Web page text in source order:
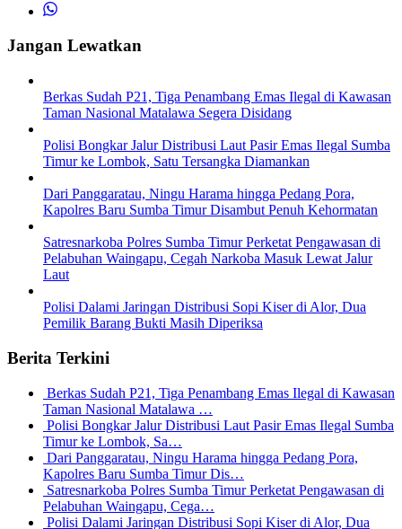
Jangan Lewatkan
Berkas Sudah P21, Tiga Penambang Emas Ilegal di Kawasan
Taman Nasional Matalawa Segera Disidang
Polisi Bongkar Jalur Distribusi Laut Pasir Emas Ilegal Sumba
Timur ke Lombok, Satu Tersangka Diamankan
Dari Panggaratau, Ningu Harama hingga Pedang Pora,
Kapolres Baru Sumba Timur Disambut Penuh Kehormatan
Satresnarkoba Polres Sumba Timur Perketat Pengawasan di
Pelabuhan Waingapu, Cegah Narkoba Masuk Lewat Jalur
Laut
Polisi Dalami Jaringan Distribusi Sopi Kiser di Alor, Dua
Pemilik Barang Bukti Masih Diperiksa
Berita Terkini
Berkas Sudah P21, Tiga Penambang Emas Ilegal di Kawasan
Taman Nasional Matalawa …
Polisi Bongkar Jalur Distribusi Laut Pasir Emas Ilegal Sumba
Timur ke Lombok, Sa…
Dari Panggaratau, Ningu Harama hingga Pedang Pora,
Kapolres Baru Sumba Timur Dis…
Satresnarkoba Polres Sumba Timur Perketat Pengawasan di
Pelabuhan Waingapu, Cega…
Polisi Dalami Jaringan Distribusi Sopi Kiser di Alor, Dua